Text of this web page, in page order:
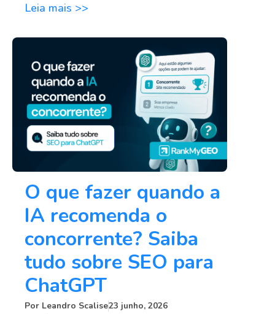
Leia mais >>
O que fazer quando a
IA recomenda o
concorrente? Saiba
tudo sobre SEO para
ChatGPT
Por Leandro Scalise23 junho, 2026